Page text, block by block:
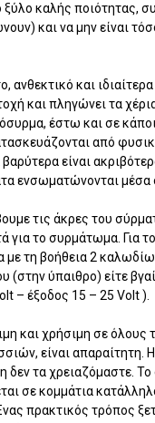
καλής ποιότητας,
και να μην είναι
ανθεκτικό και
και πληγώνει τα
έστω και σε
από
είναι
ενσωματώνονται μέσα
τις άκρες του
για το συρμάτωμα.
τη βοήθεια 2
(στην ύπαιθρο) είτε
– έξοδος 15 – 25 Volt ).
και χρήσιμη σε όλους
είναι απαραίτητη.
τα χρειαζόμαστε. Το
σε κομμάτια
πρακτικός τρόπος